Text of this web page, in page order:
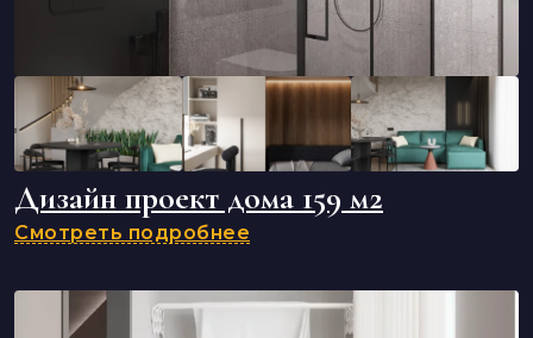
Дизайн проект дома 159 м2
Смотреть подробнее